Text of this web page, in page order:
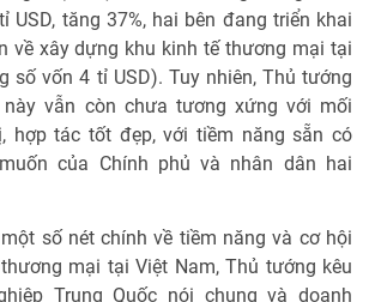
USD, tăng 37%, hai bên đang triển khai
về xây dựng khu kinh tế thương mại tại
số vốn 4 tỉ USD). Tuy nhiên, Thủ tướng
vẫn còn chưa tương xứng với mối
hợp tác tốt đẹp, với tiềm năng sẵn có
của Chính phủ và nhân dân hai
số nét chính về tiềm năng và cơ hội
mại tại Việt Nam, Thủ tướng kêu
Trung Quốc nói chung và doanh